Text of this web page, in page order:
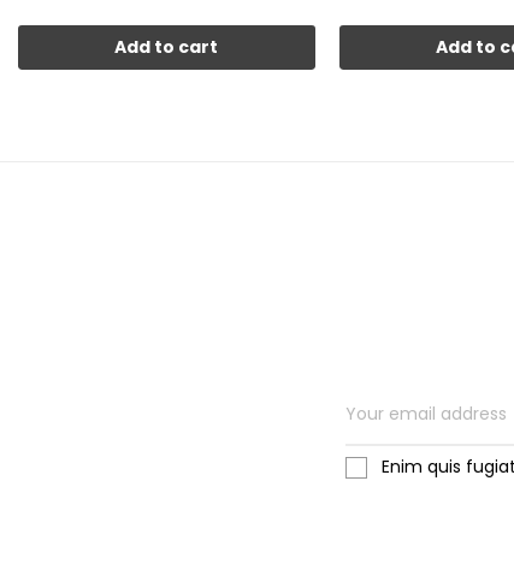
Add to cart Add to
Enim quis